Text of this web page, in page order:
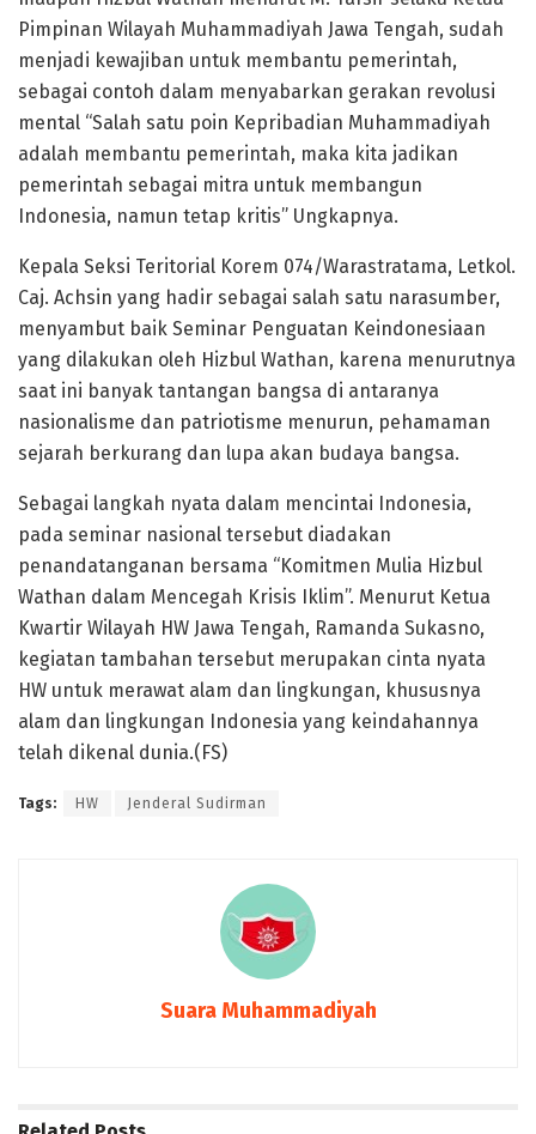
Pimpinan Wilayah Muhammadiyah Jawa Tengah, sudah
menjadi kewajiban untuk membantu pemerintah,
sebagai contoh dalam menyabarkan gerakan revolusi
mental “Salah satu poin Kepribadian Muhammadiyah
adalah membantu pemerintah, maka kita jadikan
pemerintah sebagai mitra untuk membangun
Indonesia, namun tetap kritis” Ungkapnya.
Kepala Seksi Teritorial Korem 074/Warastratama, Letkol.
Caj. Achsin yang hadir sebagai salah satu narasumber,
menyambut baik Seminar Penguatan Keindonesiaan
yang dilakukan oleh Hizbul Wathan, karena menurutnya
saat ini banyak tantangan bangsa di antaranya
nasionalisme dan patriotisme menurun, pehamaman
sejarah berkurang dan lupa akan budaya bangsa.
Sebagai langkah nyata dalam mencintai Indonesia,
pada seminar nasional tersebut diadakan
penandatanganan bersama “Komitmen Mulia Hizbul
Wathan dalam Mencegah Krisis Iklim”. Menurut Ketua
Kwartir Wilayah HW Jawa Tengah, Ramanda Sukasno,
kegiatan tambahan tersebut merupakan cinta nyata
HW untuk merawat alam dan lingkungan, khususnya
alam dan lingkungan Indonesia yang keindahannya
telah dikenal dunia.(FS)
Tags: HW Jenderal Sudirman
Suara Muhammadiyah